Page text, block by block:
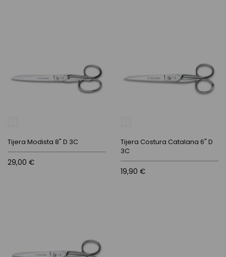
Tijera Modista 8" D 3C
29,00 €
Tijera Costura Catalana 6" D
3C
19,90 €